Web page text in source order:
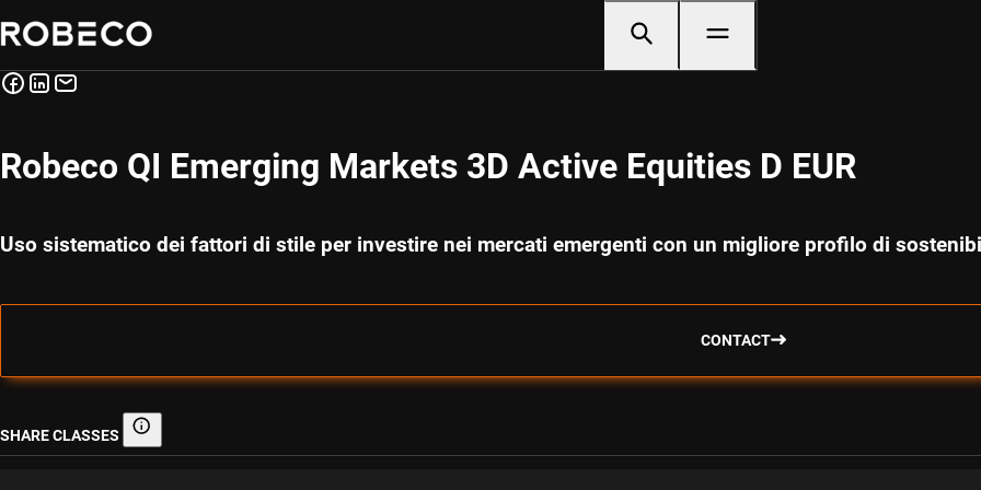
Robeco QI Emerging Markets 3D Active Equities D EUR
Uso sistematico dei fattori di stile per investire nei mercati emergenti con un migliore profilo di
CONTACT
SHARE CLASSES Share classes